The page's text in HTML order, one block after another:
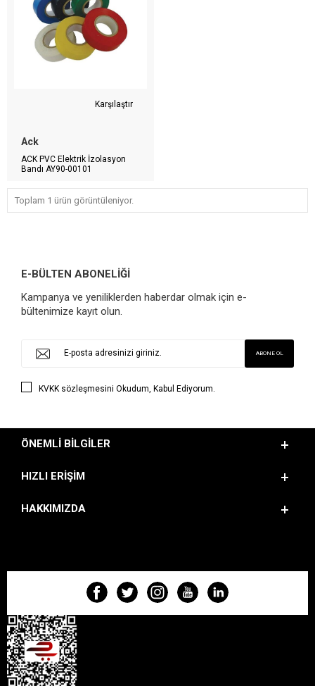
Karşılaştır
Ack
ACK PVC Elektrik İzolasyon
Bandı AY90-00101
Toplam 1 ürün görüntüleniyor.
E-BÜLTEN ABONELİĞİ
Kampanya ve yeniliklerden haberdar olmak için e-
bültenimize kayıt olun.
KVKK sözleşmesini Okudum, Kabul Ediyorum.
ÖNEMLI BILGILER
HIZLI ERIŞIM
HAKKIMIZDA